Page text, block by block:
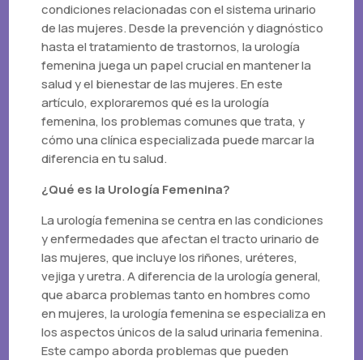
condiciones relacionadas con el sistema urinario
de las mujeres. Desde la prevención y diagnóstico
hasta el tratamiento de trastornos, la urología
femenina juega un papel crucial en mantener la
salud y el bienestar de las mujeres. En este
artículo, exploraremos qué es la urología
femenina, los problemas comunes que trata, y
cómo una clínica especializada puede marcar la
diferencia en tu salud.
¿Qué es la Urología Femenina?
La urología femenina se centra en las condiciones
y enfermedades que afectan el tracto urinario de
las mujeres, que incluye los riñones, uréteres,
vejiga y uretra. A diferencia de la urología general,
que abarca problemas tanto en hombres como
en mujeres, la urología femenina se especializa en
los aspectos únicos de la salud urinaria femenina.
Este campo aborda problemas que pueden